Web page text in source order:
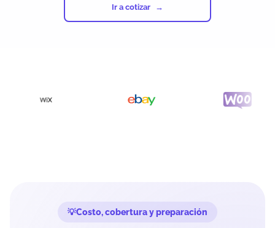
Ir a cotizar
Costo, cobertura y preparación